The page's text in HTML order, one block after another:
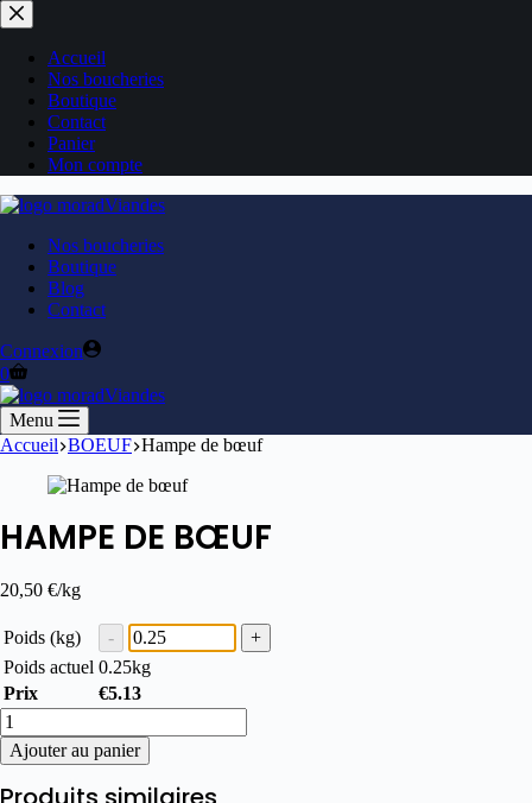
Accueil
Nos boucheries
Boutique
Contact
Panier
Mon compte
Nos boucheries
Boutique
Blog
Contact
Connexion
0
Menu
Accueil BOEUF Hampe de bœuf
HAMPE DE BŒUF
20,50 €/kg
Poids (kg)
Poids actuel 0.25kg
Prix
€5.13
Ajouter au panier